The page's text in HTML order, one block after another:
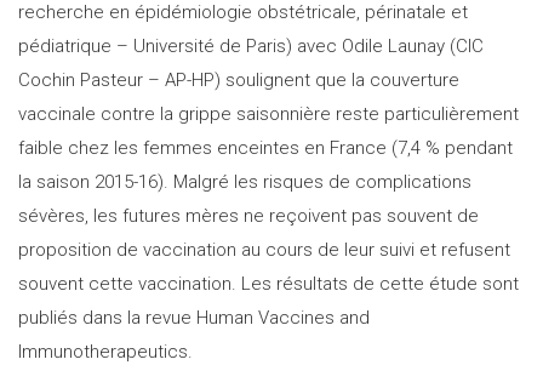
recherche en épidémiologie obstétricale, périnatale et
pédiatrique – Université de Paris) avec Odile Launay (CIC
Cochin Pasteur – AP-HP) soulignent que la couverture
vaccinale contre la grippe saisonnière reste particulièrement
faible chez les femmes enceintes en France (7,4 % pendant
la saison 2015-16). Malgré les risques de complications
sévères, les futures mères ne reçoivent pas souvent de
proposition de vaccination au cours de leur suivi et refusent
souvent cette vaccination. Les résultats de cette étude sont
publiés dans la revue Human Vaccines and
Immunotherapeutics.